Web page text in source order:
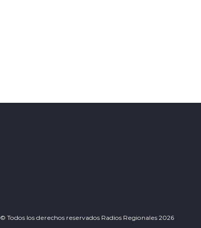
© Todos los derechos reservados Radios Regionales 2026